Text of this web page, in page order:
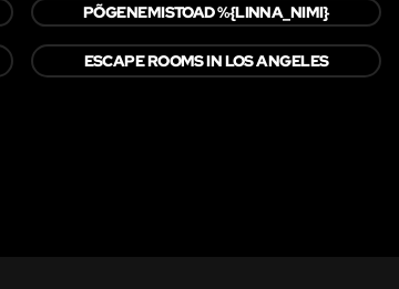
PÕGENEMISTOAD %{LINNA_NIMI}
ESCAPE ROOMS IN LOS ANGELES